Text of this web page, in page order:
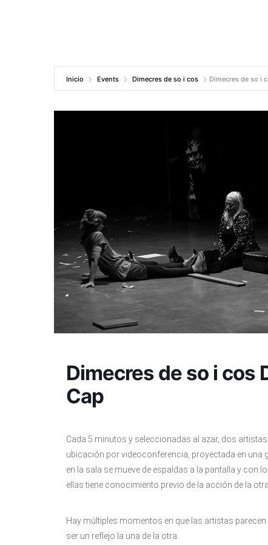
Inicio Events Dimecres de so i cos Dimecres de so i
Dimecres de so i cos
Cap
Cada 5 minutos y seleccionadas al azar, dos
ubicación por videoconferencia, proyectada en una
en la sala se mueve de espaldas a la pantalla y con
ellas tiene conocimiento previo de la acción de la otra.
Hay múltiples momentos en que las artistas
ser un reflejo la una de la otra.